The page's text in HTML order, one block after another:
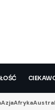
AzjaAfryka